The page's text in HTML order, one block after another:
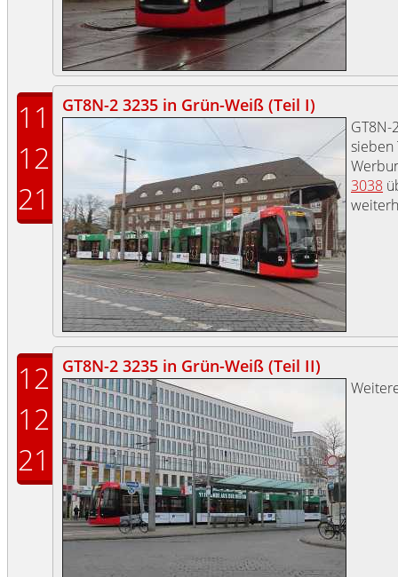
11
12
21
GT8N-2 3235 in Grün-Weiß (Teil I)
sieben
3038
12
12
21
GT8N-2 3235 in Grün-Weiß (Teil II)